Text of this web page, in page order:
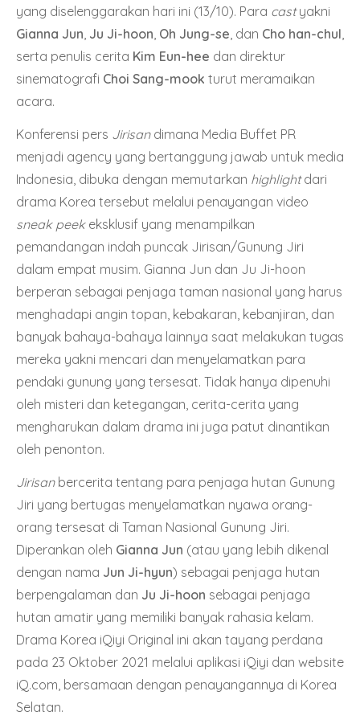
yang diselenggarakan hari ini (13/10). Para castyakni
Gianna Jun, Ju Ji-hoon, Oh Jung-se, dan Cho han-chul,
serta penulis cerita Kim Eun-hee dan direktur
sinematografi Choi Sang-mook turut meramaikan
acara.
Konferensi pers Jirisandimana Media Buffet PR
menjadi agency yang bertanggung jawab untuk media
Indonesia, dibuka dengan memutarkan highlightdari
drama Korea tersebut melalui penayangan video
sneak peek eksklusif yang menampilkan
pemandangan indah puncak Jirisan/Gunung Jiri
dalam empat musim. Gianna Jun dan Ju Ji-hoon
berperan sebagai penjaga taman nasional yang harus
menghadapi angin topan, kebakaran, kebanjiran, dan
banyak bahaya-bahaya lainnya saat melakukan tugas
mereka yakni mencari dan menyelamatkan para
pendaki gunung yang tersesat. Tidak hanya dipenuhi
oleh misteri dan ketegangan, cerita-cerita yang
mengharukan dalam drama ini juga patut dinantikan
oleh penonton.
Jirisan bercerita tentang para penjaga hutan Gunung
Jiri yang bertugas menyelamatkan nyawa orang-
orang tersesat di Taman Nasional Gunung Jiri.
Diperankan oleh Gianna Jun (atau yang lebih dikenal
dengan nama Jun Ji-hyun) sebagai penjaga hutan
berpengalaman dan Ju Ji-hoon sebagai penjaga
hutan amatir yang memiliki banyak rahasia kelam.
Drama Korea iQiyi Original ini akan tayang perdana
pada 23 Oktober 2021 melalui aplikasi iQiyi dan website
iQ.com, bersamaan dengan penayangannya di Korea
Selatan.